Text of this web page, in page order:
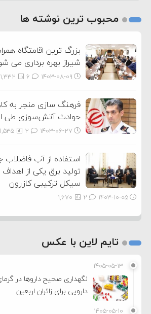
2
محبوب ترین نوشته ها
بزرگ ترین اقامتگاه
شیراز بهره برداری می
۱۴۰۳-۰۸-۰۹ 1,332
حوادث آتش‌سوزی طی
۱۴۰۳-۰۶-۲۷ 1,535
استفاده از آب فاضلاب
تولید برق یکی از
سیکل ترکیبی کازرون
۱۴۰۳-۱۰-۰۵ 1,670
تایم لاین با عکس
۱۴۰۵-۰۵-۱۳
نگهداری صحیح داروها در
دارویی برای زائران اربعین
۱۴۰۵-۰۵-۱۰